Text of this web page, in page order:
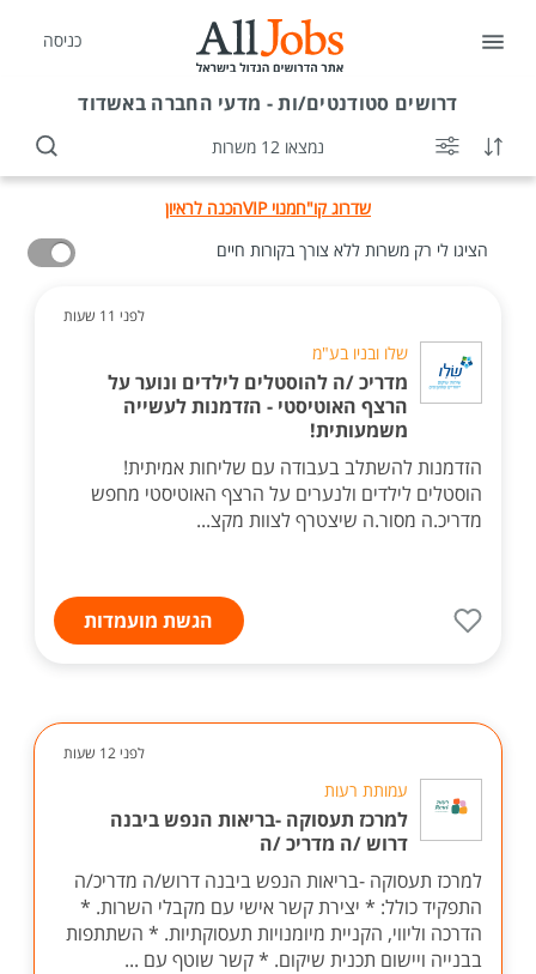
כניסה
דרושים סטודנטים/ות - מדעי החברה באשדוד
נמצאו 12 משרות
שדרוג קו"חמנוי VIP
הכנה לראיון
הציגו לי רק משרות ללא צורך בקורות חיים
לפני 11 שעות
שלו ובניו בע"מ
מדריכ /ה להוסטלים לילדים ונוער על
הרצף האוטיסטי - הזדמנות לעשייה
משמעותית!
הזדמנות להשתלב בעבודה עם שליחות אמיתית!
הוסטלים לילדים ולנערים על הרצף האוטיסטי מחפש
מדריכ.ה מסור.ה שיצטרף לצוות מקצ...
הגשת מועמדות
לפני 12 שעות
עמותת רעות
למרכז תעסוקה -בריאות הנפש ביבנה
דרוש /ה מדריכ /ה
למרכז תעסוקה -בריאות הנפש ביבנה דרוש/ה מדריכ/ה
התפקיד כולל: * יצירת קשר אישי עם מקבלי השרות. *
הדרכה וליווי, הקניית מיומנויות תעסוקתיות. * השתתפות
בבנייה ויישום תכנית שיקום. * קשר שוטף עם ...